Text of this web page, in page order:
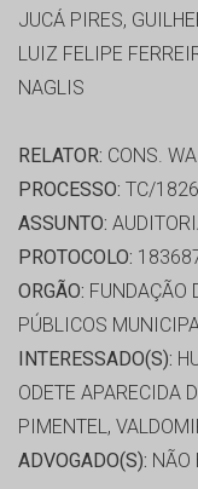
JUCÁ PIRES,
LUIZ FELIPE
NAGLIS
RELATOR: CONS.
PROCESSO: TC/
ASSUNTO:
PROTOCOLO:
ORGÃO: FUNDAÇÃO
PÚBLICOS
INTERESSADO(S):
ODETE APARECIDA
PIMENTEL,
ADVOGADO(S): NÃO